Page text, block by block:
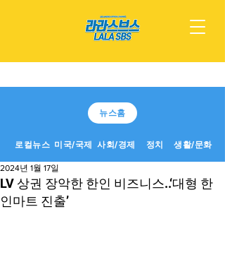
뉴스홈
로컬뉴스 미국/국제 사회/경제 정치 생활/문화
LV 상권 장악한 한인 비즈니스..‘대형 한
인마트 진출’
2024년 1월 17일